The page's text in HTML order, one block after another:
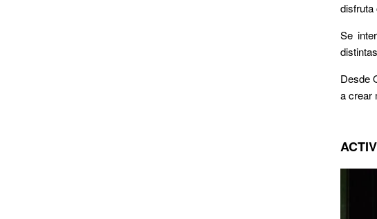
disfruta
Se
Desde
a crear